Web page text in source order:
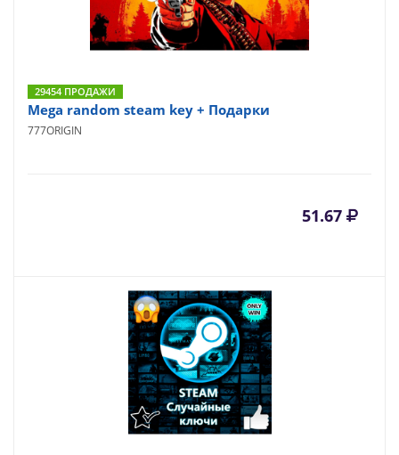
29454 ПРОДАЖИ
Mega random steam key + Подарки
777ORIGIN
51.67